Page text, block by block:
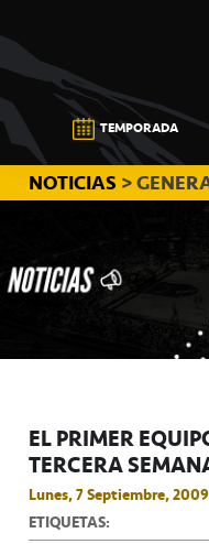
a
la
navegación
principal
al
contenido
principal
a
la
barra
lateral
principal
CB
CANARIAS
TEMPORADA
NOTICIAS >
EL PRIMER
TERCERA
Lunes, 7 Septiembre, 2009
ETIQUETAS: